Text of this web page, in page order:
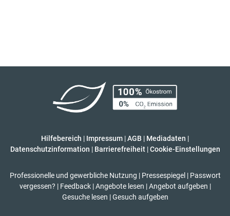
Hilfebereich | Impressum |AGB | Mediadaten |
Datenschutzinformation | Barrierefreiheit | Cookie-Einstellungen
Professionelle und gewerbliche Nutzung | Pressespiegel | Passwort
vergessen? | Feedback | Angebote lesen | Angebot aufgeben |
Gesuche lesen | Gesuch aufgeben